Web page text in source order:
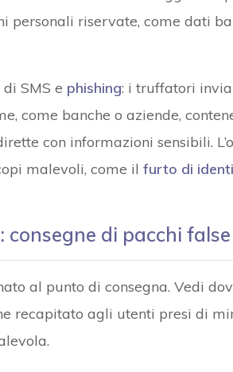
personali riservate, come dati
SMS e phishing: i truffatori
come banche o aziende,
con informazioni sensibili.
malevoli, come il furto di
consegne di pacchi false
al punto di consegna. Vedi
recapitato agli utenti presi di